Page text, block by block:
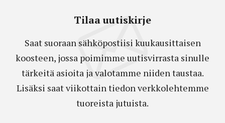
Tilaa uutiskirje
Saat suoraan sähköpostiisi kuukausittaisen
koosteen, jossa poimimme uutisvirrasta sinulle
tärkeitä asioita ja valotamme niiden taustaa.
Lisäksi saat viikottain tiedon verkkolehtemme
tuoreista jutuista.